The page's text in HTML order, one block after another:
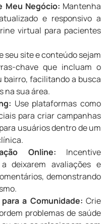
Meu Negócio: Mantenha
e responsivo a
virtual para pacientes
seu site e conteúdo sejam
chave que incluam o
bairro, facilitando a busca
na sua área.
Use plataformas como
para criar campanhas
usuários dentro de um
Online: Incentive
deixarem avaliações e
demonstrando
a Comunidade: Crie
problemas de saúde